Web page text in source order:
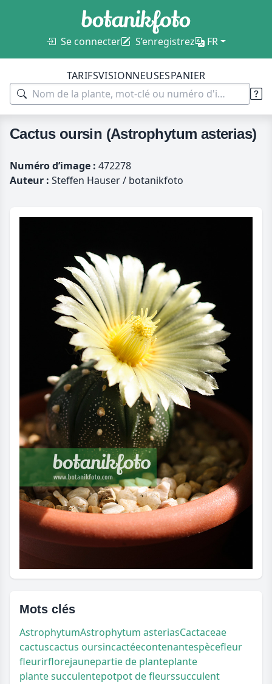
Se connecter S’enregistrez FR
TARIFSVISIONNEUSESPANIER
Cactus oursin (Astrophytum asterias)
Numéro d’image : 472278
Auteur : Steffen Hauser / botanikfoto
Mots clés
AstrophytumAstrophytum asteriasCactaceae
cactuscactus oursincactéecontenantespècefleur
fleurirflorejaunepartie de planteplante
plante succulentepotpot de fleurssucculent